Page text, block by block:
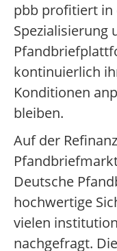
pbb profitiert in
Spezialisierung
kontinuierlich
Konditionen
bleiben.
Auf der
Deutsche
hochwertige
vielen
nachgefragt.